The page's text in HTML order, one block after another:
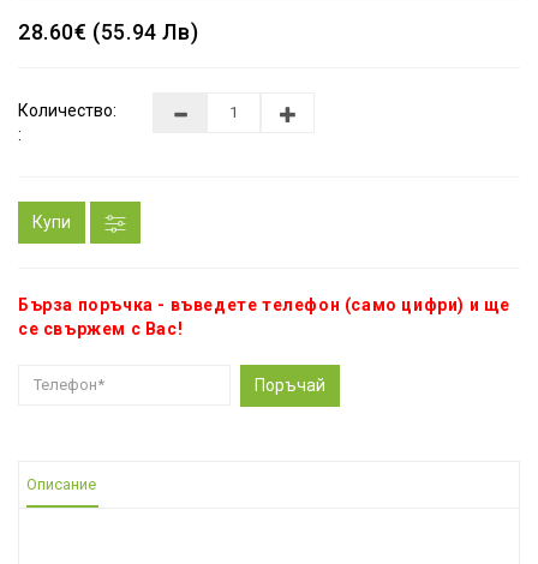
28.60€ (55.94 Лв)
Количество:
:
Купи
Бърза поръчка - въведете телефон (само цифри) и ще
се свържем с Вас!
Поръчай
Описание